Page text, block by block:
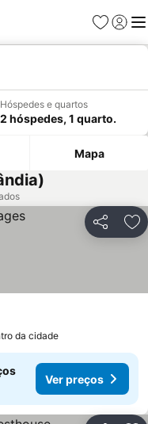
Favoritos
Iniciar
Hóspedes e quartos
2 hóspedes, 1 quarto.
Mapa
Partilhar
da cidade
Ver preços